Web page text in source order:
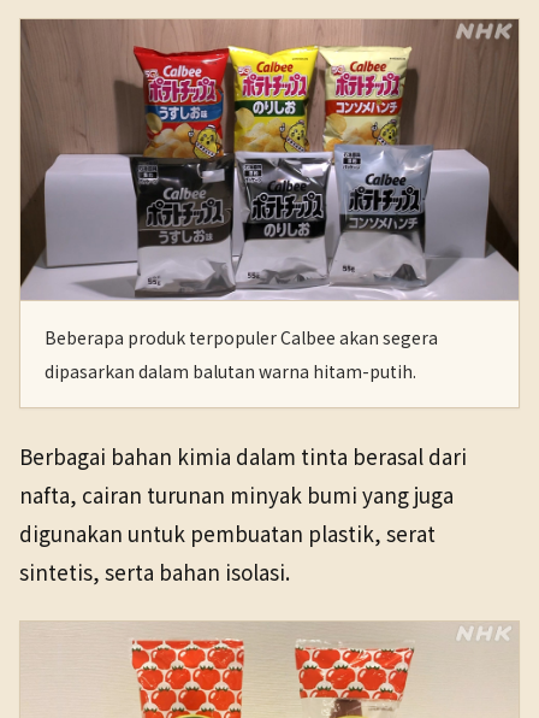
Beberapa produk terpopuler Calbee akan segera
dipasarkan dalam balutan warna hitam-putih.
Berbagai bahan kimia dalam tinta berasal dari
nafta, cairan turunan minyak bumi yang juga
digunakan untuk pembuatan plastik, serat
sintetis, serta bahan isolasi.